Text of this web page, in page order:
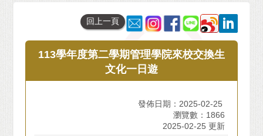
回上一頁
113學年度第二學期管理學院來校交換生
文化一日遊
發佈日期：2025-02-25
瀏覽數：1866
2025-02-25 更新